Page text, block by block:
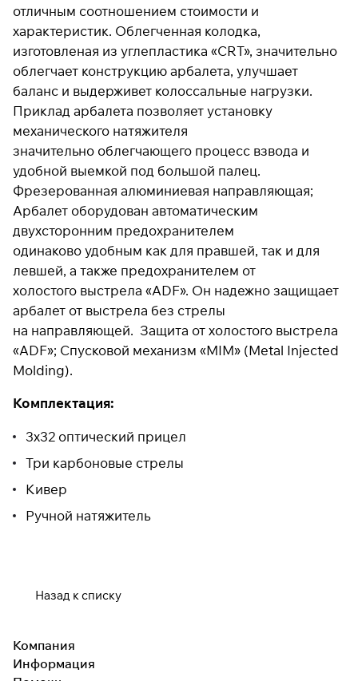
отличным соотношением стоимости и
характеристик. Облегченная колодка,
изготовленая из углепластика «CRT», значительно
облегчает конструкцию арбалета, улучшает
баланс и выдерживет колоссальные нагрузки.
Приклад арбалета позволяет установку
механического натяжителя
значительно облегчающего процесс взвода и
удобной выемкой под большой палец.
Фрезерованная алюминиевая направляющая;
Арбалет оборудован автоматическим
двухсторонним предохранителем
одинаково удобным как для правшей, так и для
левшей, а также предохранителем от
холостого выстрела «ADF». Он надежно защищает
арбалет от выстрела без стрелы
на направляющей. Защита от холостого выстрела
«ADF»; Спусковой механизм «MIM» (Metal Injected
Molding).
Комплектация:
3х32 оптический прицел
Три карбоновые стрелы
Кивер
Ручной натяжитель
Назад к списку
Подробнее
об оплате Плайтом
25
недели
раз в 2 недели
Остались вопросы?
8 800 302-02-51
plait.ru
Компания
Информация